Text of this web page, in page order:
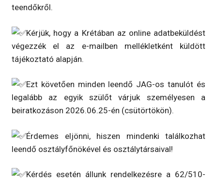
teendőkről.
Kérjük, hogy a Krétában az online adatbeküldést
végezzék el az e-mailben mellékletként küldött
tájékoztató alapján.
Ezt követően minden leendő JAG-os tanulót és
legalább az egyik szülőt várjuk személyesen a
beiratkozáson 2026.06.25-én (csütörtökön).
Érdemes eljönni, hiszen mindenki találkozhat
leendő osztályfőnökével és osztálytársaival!
Kérdés esetén állunk rendelkezésre a 62/510-